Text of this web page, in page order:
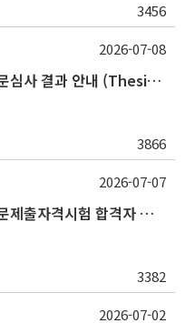
3456
2026학년도 1학기 석·박사 논문심사 결과 안내 (Thesis Defense Result)
3866
2026-07-08
2026학년도 2학기 석·박사 논문제출자격시험 합격자 공고(TSQ Exam Result)
3382
2026-07-07
2026-07-02